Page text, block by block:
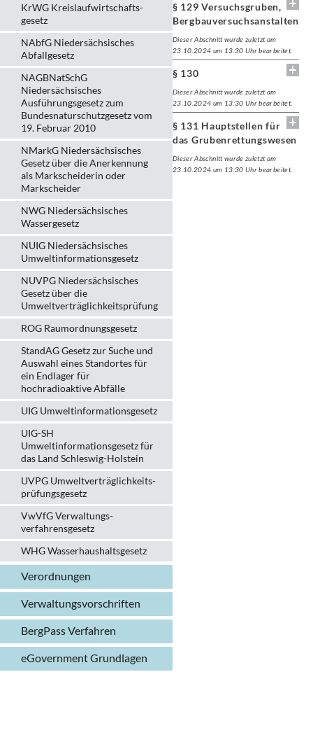
KrWG Kreislaufwirtschafts­
gesetz
NAbfG Niedersächsisches
Abfallgesetz
NAGBNatSchG
Niedersächsisches
Ausführungsgesetz zum
Bundesnaturschutzgesetz vom
19. Februar 2010
NMarkG Niedersächsisches
Gesetz über die Anerkennung
als Markscheiderin oder
Markscheider
NWG Niedersächsisches
Wassergesetz
NUIG Niedersächsisches
Umweltinformationsgesetz
NUVPG Niedersächsisches
Gesetz über die
Umweltverträglichkeitsprüfung
ROG Raumordnungsgesetz
StandAG Gesetz zur Suche und
Auswahl eines Standortes für
ein Endlager für
hochradioaktive Abfälle
UIG Umweltinformationsgesetz
UIG-SH
Umweltinformationsgesetz für
das Land Schleswig-Holstein
UVPG Umweltverträglich­keits­
prüfungs­gesetz
VwVfG Verwaltungs­
verfahrens­gesetz
WHG Wasserhaushalts­gesetz
Verordnungen
Verwaltungs­vorschriften
BergPass Verfahren
eGovernment Grundlagen
§ 129 Versuchsgruben,
Bergbauversuchsanstalten
Dieser Abschnitt wurde zuletzt am
23.10.2024 um 13:30 Uhr bearbeitet.
§ 130
Dieser Abschnitt wurde zuletzt am
23.10.2024 um 13:30 Uhr bearbeitet.
§ 131 Hauptstellen für
das Grubenrettungswesen
Dieser Abschnitt wurde zuletzt am
23.10.2024 um 13:30 Uhr bearbeitet.